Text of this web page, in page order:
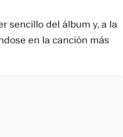
sencillo del álbum y, a la
en la canción más